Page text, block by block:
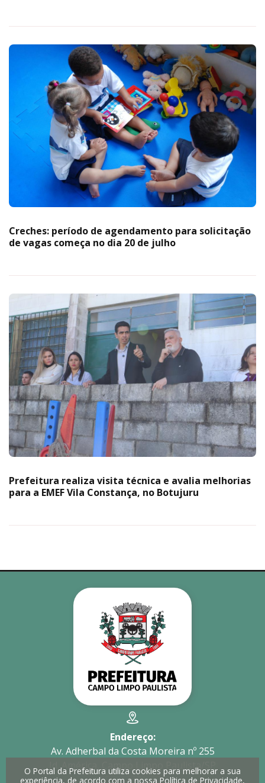
Creches: período de agendamento para solicitação
de vagas começa no dia 20 de julho
Prefeitura realiza visita técnica e avalia melhorias
para a EMEF Vila Constança, no Botujuru
Endereço:
Av. Adherbal da Costa Moreira nº 255
Jd. América, Campo Limpo Paulista/SP
CEP: 13231-901
O Portal da Prefeitura utiliza cookies para melhorar a sua
experiência, de acordo com a nossa Política de Privacidade,